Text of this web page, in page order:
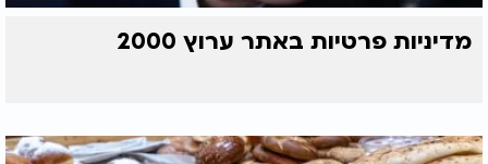
מדיניות פרטיות באתר ערוץ 2000